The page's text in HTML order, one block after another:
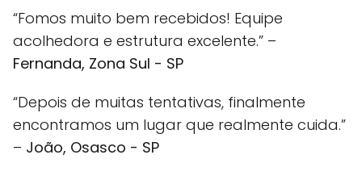
“Fomos muito bem recebidos! Equipe
acolhedora e estrutura excelente.” –
Fernanda, Zona Sul - SP
“Depois de muitas tentativas, finalmente
encontramos um lugar que realmente cuida.”
– João, Osasco - SP